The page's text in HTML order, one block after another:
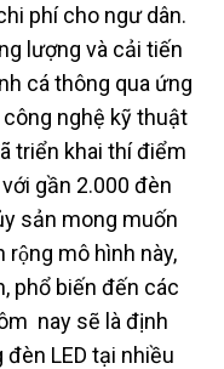
phí cho ngư dân.
lượng và cải tiến
cá thông qua ứng
nghệ kỹ thuật
triển khai thí điểm
gần 2.000 đèn
sản mong muốn
rộng mô hình này,
phổ biến đến các
nay sẽ là định
LED tại nhiều